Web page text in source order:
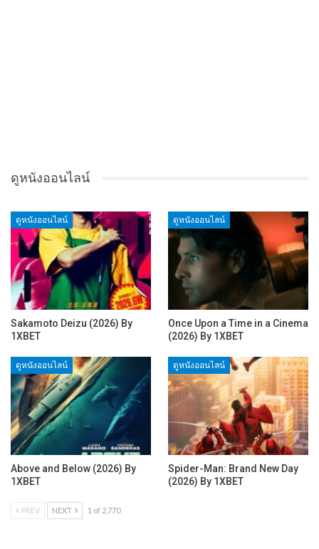
ดูหนังออนไลน์
ดูหนังออนไลน์
Sakamoto Deizu (2026) By
1XBET
ดูหนังออนไลน์
Once Upon a Time in a Cinema
(2026) By 1XBET
ดูหนังออนไลน์
Above and Below (2026) By
1XBET
ดูหนังออนไลน์
Spider-Man: Brand New Day
(2026) By 1XBET
PREV NEXT 1 of 2,770